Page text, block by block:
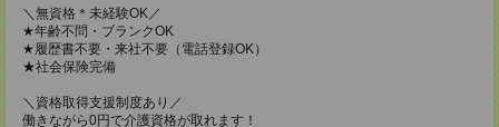
＼無資格＊未経験OK／
★年齢不問・ブランクOK
★履歴書不要・来社不要（電話登録OK）
★社会保険完備
＼資格取得支援制度あり／
働きながら0円で介護資格が取れます！